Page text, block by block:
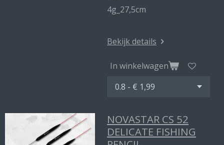
4g_27,5cm
Bekijk details
In winkelwagen
NOVASTAR CS 52
DELICATE FISHING